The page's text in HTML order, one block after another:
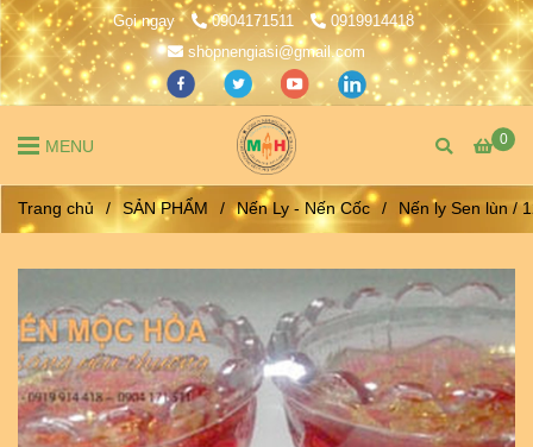
Gọi ngay 0904171511
0919914418
shopnengiasi@gmail.com
0
MENU
Trang chủ / SẢN PHẨM / Nến Ly - Nến Cốc / Nến ly Sen lùn /